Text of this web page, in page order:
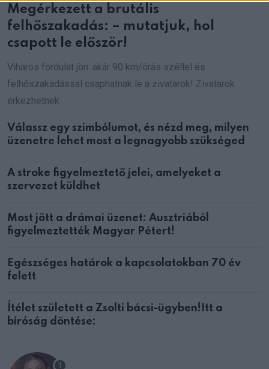
Megérkezett a brutális
felhőszakadás: – mutatjuk, hol
csapott le először!
Viharos fordulat jön: akár 90 km/órás széllel és
felhőszakadással csaphatnak le a zivatarok! Zivatarok
érkezhetnek
Válassz egy szimbólumot, és nézd meg, milyen
üzenetre lehet most a legnagyobb szükséged
A stroke figyelmeztető jelei, amelyeket a
szervezet küldhet
Most jött a drámai üzenet: Ausztriából
figyelmeztették Magyar Pétert!
Egészséges határok a kapcsolatokban 70 év
felett
Ítélet született a Zsolti bácsi-ügyben!Itt a
bíróság döntése: